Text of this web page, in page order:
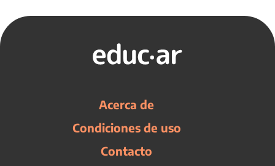
Acerca de
Condiciones de uso
Contacto